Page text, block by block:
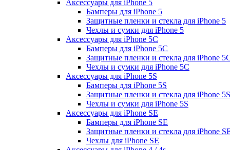
Аксессуары для iPhone 5
Бамперы для iPhone 5
Защитные пленки и стекла для iPhone 5
Чехлы и сумки для iPhone 5
Аксессуары для iPhone 5C
Бамперы для iPhone 5C
Защитные пленки и стекла для iPhone
Чехлы и сумки для iPhone 5C
Аксессуары для iPhone 5S
Бамперы для iPhone 5S
Защитные пленки и стекла для iPhone 5S
Чехлы и сумки для iPhone 5S
Аксессуары для iPhone SE
Бамперы для iPhone SE
Защитные пленки и стекла для iPhone
Чехлы для iPhone SE